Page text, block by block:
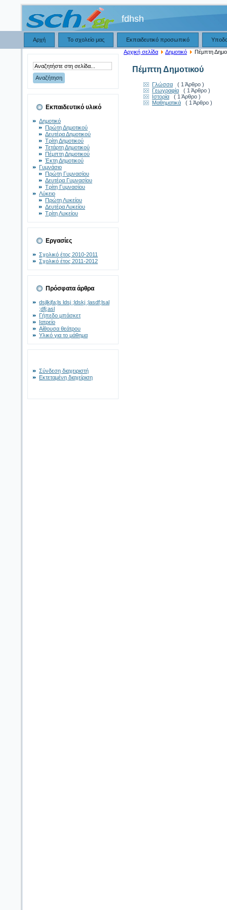
fdhsh
Αρχή Το σχολείο μας Εκπαιδευτικό προσωπικό
Εκπαιδευτικό υλικό
Δημοτικό
Πρώτη Δημοτικού
Δευτέρα Δημοτικού
Τρίτη Δημοτικού
Τετάρτη Δημοτικού
Πέμπτη Δημοτικού
Έκτη Δημοτικού
Γυμνάσιο
Πρώτη Γυμνασίου
Δευτέρα Γυμνασίου
Τρίτη Γυμνασίου
Λύκειο
Πρώτη Λυκείου
Δευτέρα Λυκείου
Τρίτη Λυκείου
Εργασίες
Σχολικό έτος 2010-2011
Σχολικό έτος 2011-2012
Πρόσφατα άρθρα
dsjlkjfa;ls ldsj ;ldskj ;lasdf;lsal
;dfj;asl
Γήπεδο μπάσκετ
Ιατρείο
Αίθουσα θεάτρου
Υλικό για το μάθημα
Σύνδεση διαχειριστή
Εκτεταμένη διαχείριση
Αρχική σελίδα Δημοτικό Πέμπτη
Πέμπτη Δημοτικού
Γλώσσα
( 1 Άρθρο )
Γεωγραφία
( 1 Άρθρο )
Ιστορία
( 1 Άρθρο )
Μαθηματικά
( 1 Άρθρο )